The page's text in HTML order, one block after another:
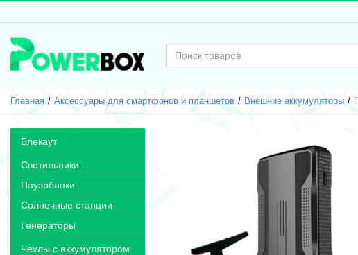
Главная Аксессуары для смартфонов и планшетов Внешние аккумуляторы
Блекаут
Светильники
Пауэрбанки
Солнечные станции
Генераторы
Чехлы с аккумулятором